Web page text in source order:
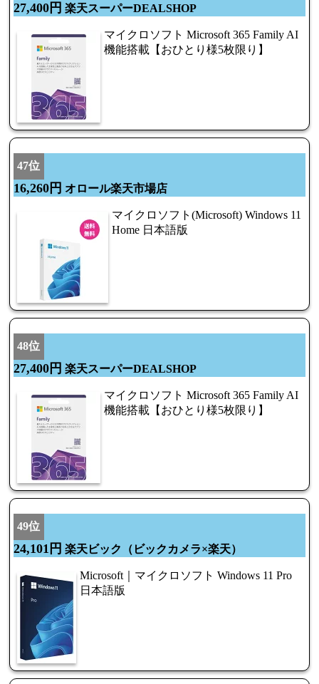
27,400円 楽天スーパーDEALSHOP
マイクロソフト Microsoft 365 Family AI
機能搭載【おひとり様5枚限り】
47位
16,260円 オロール楽天市場店
マイクロソフト(Microsoft) Windows 11
Home 日本語版
48位
27,400円 楽天スーパーDEALSHOP
マイクロソフト Microsoft 365 Family AI
機能搭載【おひとり様5枚限り】
49位
24,101円 楽天ビック（ビックカメラ×楽天）
Microsoft｜マイクロソフト Windows 11 Pro
日本語版